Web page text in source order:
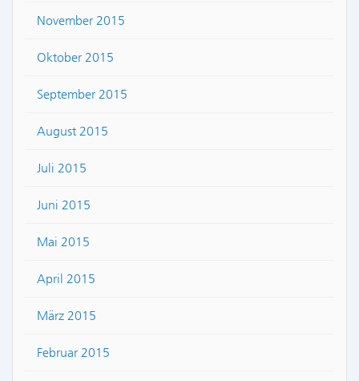
November 2015
Oktober 2015
September 2015
August 2015
Juli 2015
Juni 2015
Mai 2015
April 2015
März 2015
Februar 2015